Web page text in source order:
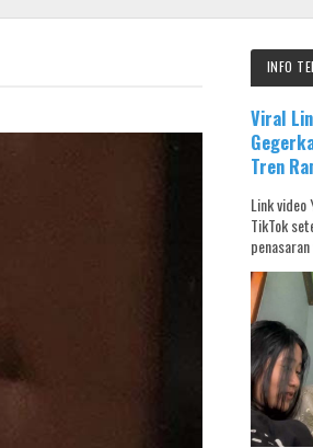
INFO
Viral
Tren
Link video
TikTok